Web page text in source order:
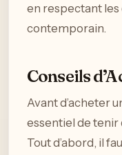
en respectant
contemporain.
Conseils
Avant d’acheter
essentiel de
Tout d’abord, il